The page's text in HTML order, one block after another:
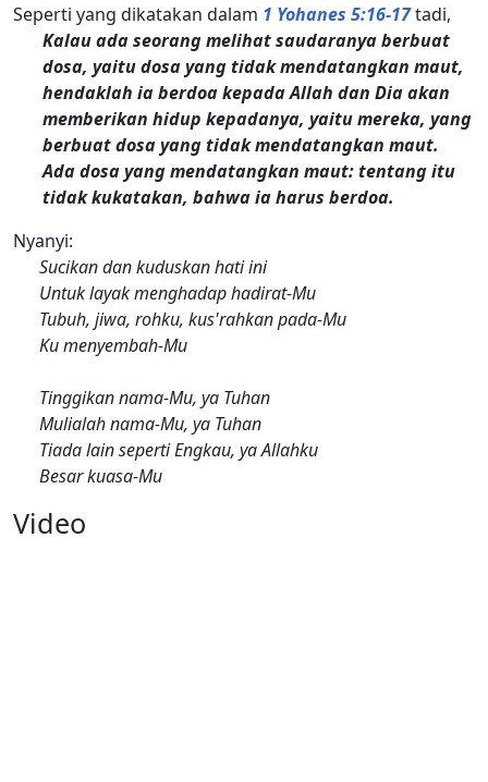
Seperti yang dikatakan dalam 1 Yohanes 5:16-17tadi,
Kalau ada seorang melihat saudaranya berbuat
dosa, yaitu dosa yang tidak mendatangkan maut,
hendaklah ia berdoa kepada Allah dan Dia akan
memberikan hidup kepadanya, yaitu mereka, yang
berbuat dosa yang tidak mendatangkan maut.
Ada dosa yang mendatangkan maut: tentang itu
tidak kukatakan, bahwa ia harus berdoa.
Nyanyi:
Sucikan dan kuduskan hati ini
Untuk layak menghadap hadirat-Mu
Tubuh, jiwa, rohku, kus'rahkan pada-Mu
Ku menyembah-Mu
Tinggikan nama-Mu, ya Tuhan
Mulialah nama-Mu, ya Tuhan
Tiada lain seperti Engkau, ya Allahku
Besar kuasa-Mu
Video